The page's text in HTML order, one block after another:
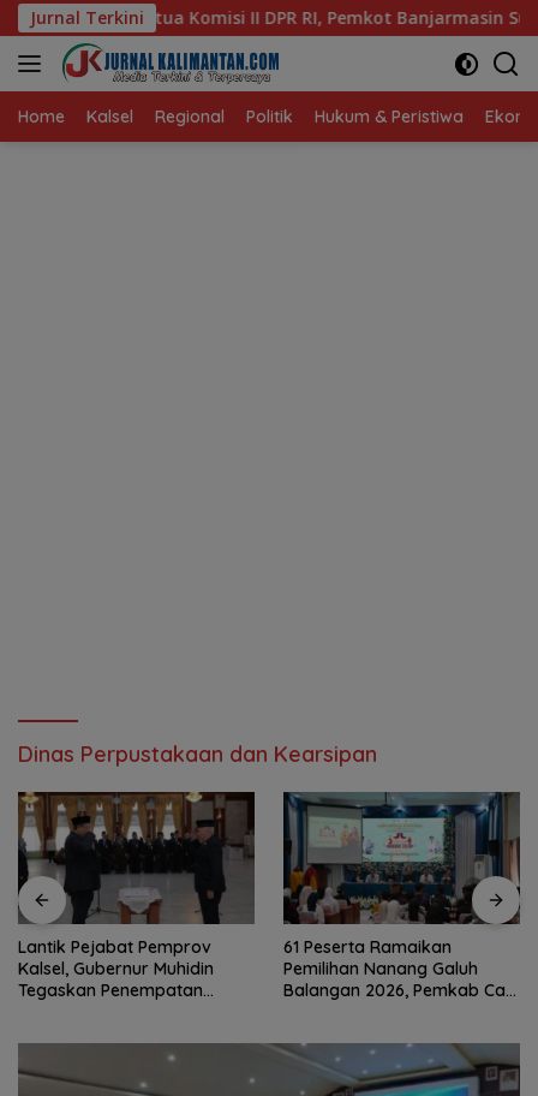
Langsung
ke
konten
Jurnal Terkini
RI, Pemkot Banjarmasin Suguhkan Cita Rasa Khas Banjar
Home Kalsel Regional Politik Hukum & Peristiwa
Dinas Perpustakaan dan Kearsipan
Lantik Pejabat Pemprov
Kalsel, Gubernur Muhidin
Tegaskan Penempatan
61 Peserta Ramaikan
Pemilihan Nanang Galuh
Balangan 2026, Pemkab Cari